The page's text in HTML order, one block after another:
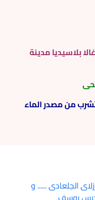
بلاسيديا مدينة
من مصدر الماء